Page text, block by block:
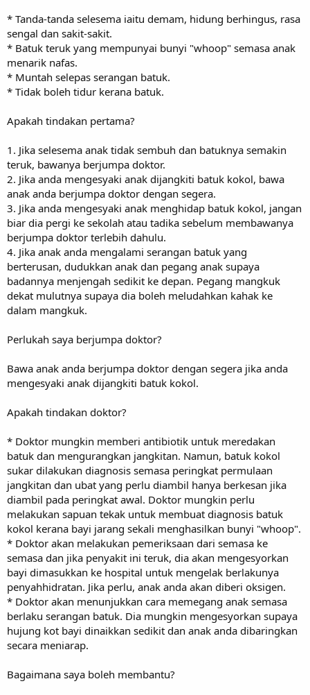
* Tanda-tanda selesema iaitu demam, hidung berhingus, rasa
sengal dan sakit-sakit.
* Batuk teruk yang mempunyai bunyi "whoop" semasa anak
menarik nafas.
* Muntah selepas serangan batuk.
* Tidak boleh tidur kerana batuk.
Apakah tindakan pertama?
1. Jika selesema anak tidak sembuh dan batuknya semakin
teruk, bawanya berjumpa doktor.
2. Jika anda mengesyaki anak dijangkiti batuk kokol, bawa
anak anda berjumpa doktor dengan segera.
3. Jika anda mengesyaki anak menghidap batuk kokol, jangan
biar dia pergi ke sekolah atau tadika sebelum membawanya
berjumpa doktor terlebih dahulu.
4. Jika anak anda mengalami serangan batuk yang
berterusan, dudukkan anak dan pegang anak supaya
badannya menjengah sedikit ke depan. Pegang mangkuk
dekat mulutnya supaya dia boleh meludahkan kahak ke
dalam mangkuk.
Perlukah saya berjumpa doktor?
Bawa anak anda berjumpa doktor dengan segera jika anda
mengesyaki anak dijangkiti batuk kokol.
Apakah tindakan doktor?
* Doktor mungkin memberi antibiotik untuk meredakan
batuk dan mengurangkan jangkitan. Namun, batuk kokol
sukar dilakukan diagnosis semasa peringkat permulaan
jangkitan dan ubat yang perlu diambil hanya berkesan jika
diambil pada peringkat awal. Doktor mungkin perlu
melakukan sapuan tekak untuk membuat diagnosis batuk
kokol kerana bayi jarang sekali menghasilkan bunyi "whoop".
* Doktor akan melakukan pemeriksaan dari semasa ke
semasa dan jika penyakit ini teruk, dia akan mengesyorkan
bayi dimasukkan ke hospital untuk mengelak berlakunya
penyahhidratan. Jika perlu, anak anda akan diberi oksigen.
* Doktor akan menunjukkan cara memegang anak semasa
berlaku serangan batuk. Dia mungkin mengesyorkan supaya
hujung kot bayi dinaikkan sedikit dan anak anda dibaringkan
secara meniarap.
Bagaimana saya boleh membantu?